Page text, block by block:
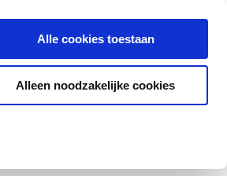
Alle cookies toestaan
Alleen noodzakelijke cookies